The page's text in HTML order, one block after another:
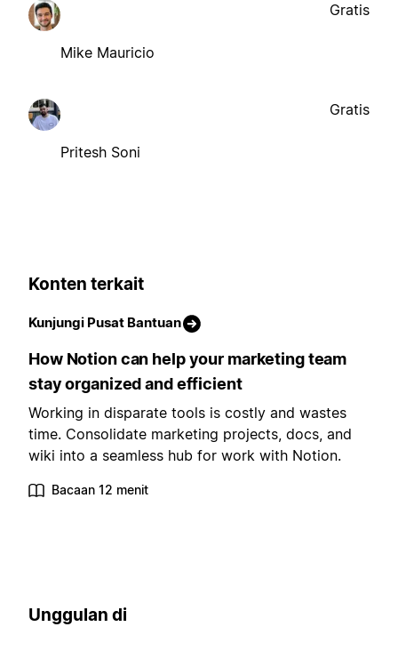
Mike Mauricio
Gratis
Pritesh Soni
Gratis
Konten terkait
Kunjungi Pusat Bantuan
How Notion can help your marketing team
stay organized and efficient
Working in disparate tools is costly and wastes
time. Consolidate marketing projects, docs, and
wiki into a seamless hub for work with Notion.
Bacaan 12 menit
Unggulan di